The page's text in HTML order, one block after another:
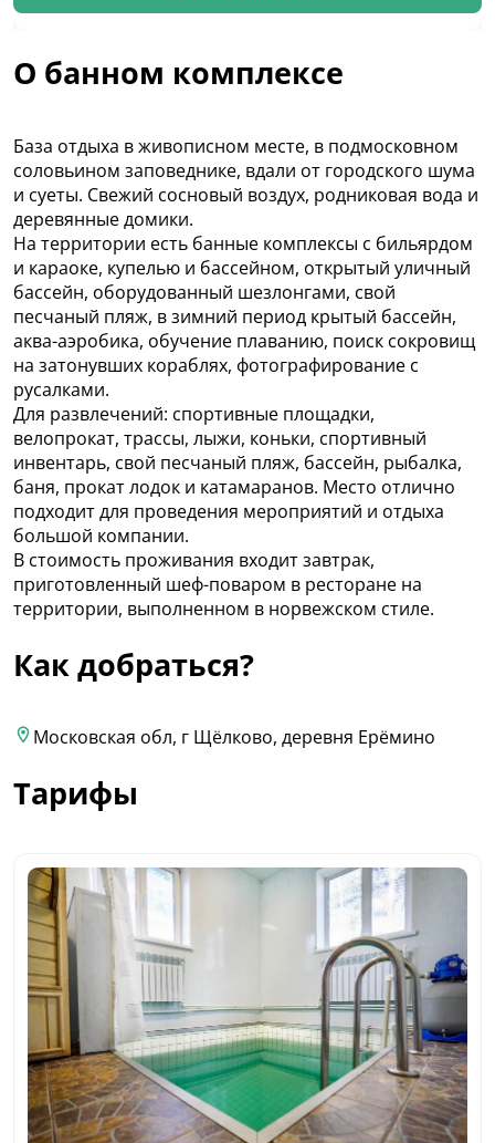
О банном комплексе
База отдыха в живописном месте, в подмосковном
соловьином заповеднике, вдали от городского шума
и суеты. Свежий сосновый воздух, родниковая вода и
деревянные домики.
На территории есть банные комплексы с бильярдом
и караоке, купелью и бассейном, открытый уличный
бассейн, оборудованный шезлонгами, свой
песчаный пляж, в зимний период крытый бассейн,
аква-аэробика, обучение плаванию, поиск сокровищ
на затонувших кораблях, фотографирование с
русалками.
Для развлечений: спортивные площадки,
велопрокат, трассы, лыжи, коньки, спортивный
инвентарь, свой песчаный пляж, бассейн, рыбалка,
баня, прокат лодок и катамаранов. Место отлично
подходит для проведения мероприятий и отдыха
большой компании.
В стоимость проживания входит завтрак,
приготовленный шеф-поваром в ресторане на
территории, выполненном в норвежском стиле.
Как добраться?
Московская обл, г Щёлково, деревня Ерёмино
Тарифы